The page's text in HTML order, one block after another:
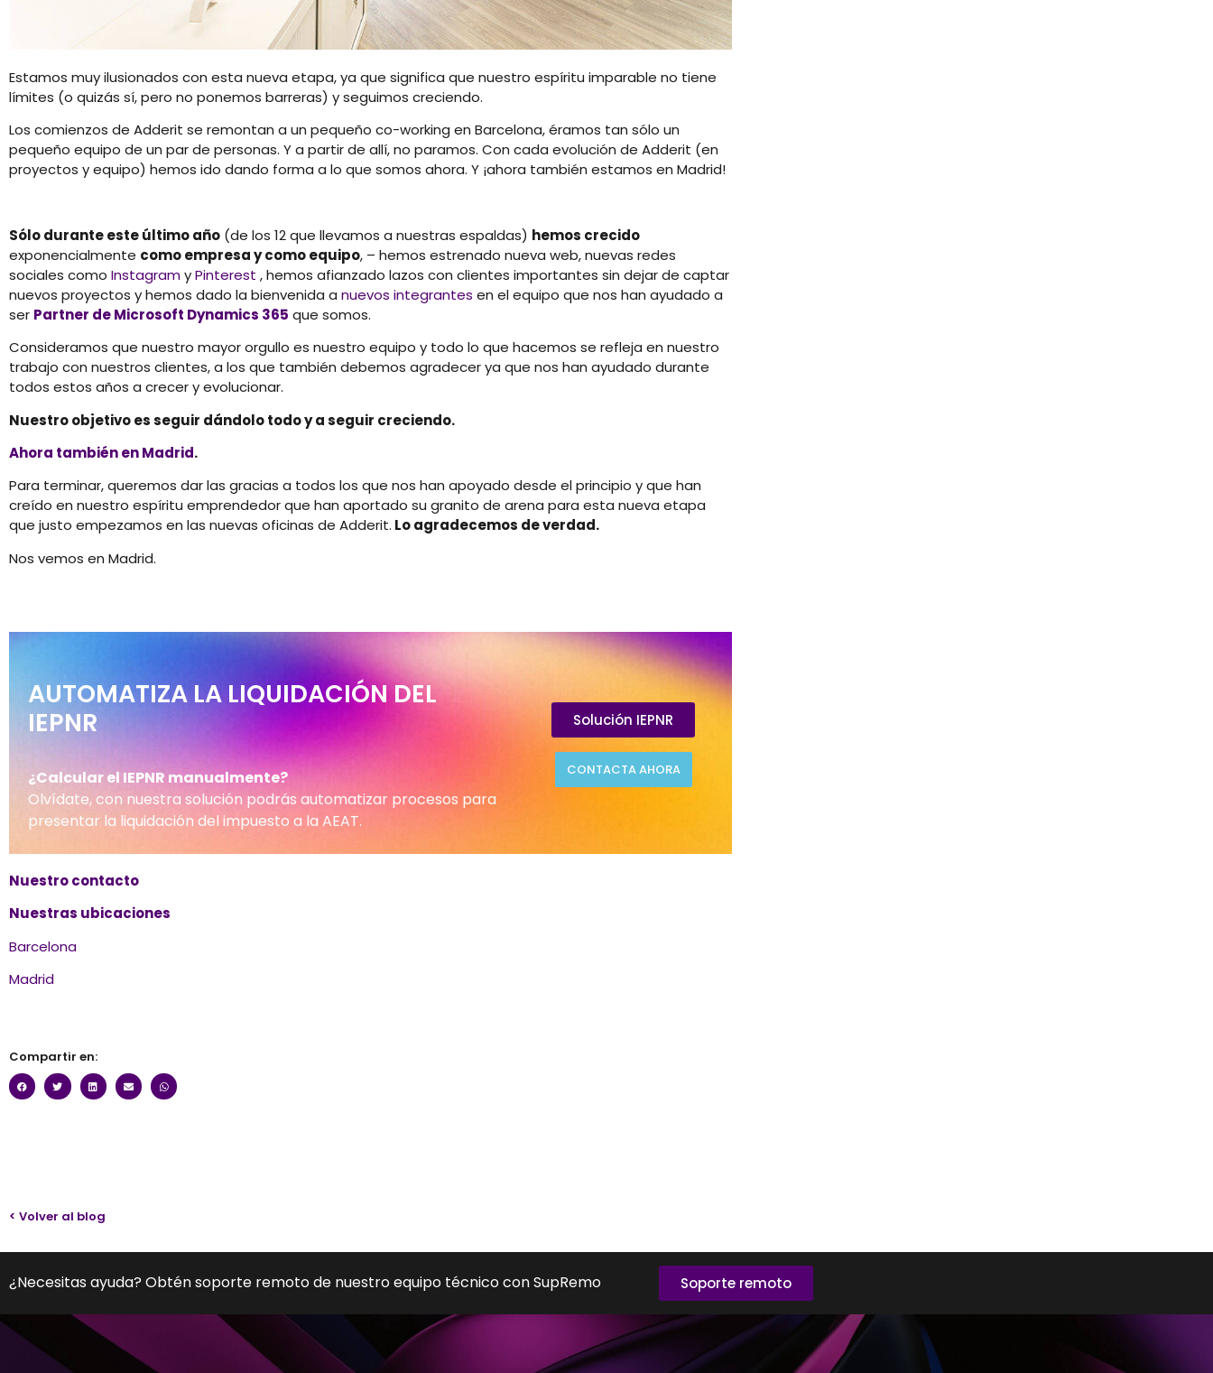
Estamos muy ilusionados con esta nueva etapa, ya que significa que nuestro espíritu imparable no tiene
límites (o quizás sí, pero no ponemos barreras) y seguimos creciendo.
Los comienzos de Adderit se remontan a un pequeño co-working en Barcelona, éramos tan sólo un
pequeño equipo de un par de personas. Y a partir de allí, no paramos. Con cada evolución de Adderit (en
proyectos y equipo) hemos ido dando forma a lo que somos ahora. Y ¡ahora también estamos en Madrid!
Sólo durante este último año (de los 12 que llevamos a nuestras espaldas) hemos crecido
exponencialmente como empresa y como equipo, – hemos estrenado nueva web, nuevas redes
sociales como InstagramyPinterest , hemos afianzado lazos con clientes importantes sin dejar de captar
nuevos proyectos y hemos dado la bienvenida a nuevos integrantes en el equipo que nos han ayudado a
ser Partner de Microsoft Dynamics 365 que somos.
Consideramos que nuestro mayor orgullo es nuestro equipo y todo lo que hacemos se refleja en nuestro
trabajo con nuestros clientes, a los que también debemos agradecer ya que nos han ayudado durante
todos estos años a crecer y evolucionar.
Nuestro objetivo es seguir dándolo todo y a seguir creciendo.
Ahora también en Madrid.
Para terminar, queremos dar las gracias a todos los que nos han apoyado desde el principio y que han
creído en nuestro espíritu emprendedor que han aportado su granito de arena para esta nueva etapa
que justo empezamos en las nuevas oficinas de Adderit. Lo agradecemos de verdad.
Nos vemos en Madrid.
AUTOMATIZA LA LIQUIDACIÓN DEL
IEPNR
¿Calcular el IEPNR manualmente?
Olvídate, con nuestra solución podrás automatizar procesos para
presentar la liquidación del impuesto a la AEAT.
Solución IEPNR
CONTACTA AHORA
Nuestro contacto
Nuestras ubicaciones
Barcelona
Madrid
Compartir en:
< Volver al blog
¿Necesitas ayuda? Obtén soporte remoto de nuestro equipo técnico con SupRemo Soporte remoto